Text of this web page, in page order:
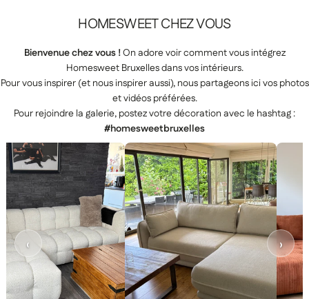
HOMESWEETCHEZVOUS
Bienvenue chez vous !On adore voir comment vous intégrez
Homesweet Bruxelles dans vos intérieurs.
Pour vous inspirer (et nous inspirer aussi), nous partageons ici vos photos
et vidéos préférées.
Pour rejoindre la galerie, postez votre décoration avec le hashtag :
#homesweetbruxelles
‹ ›